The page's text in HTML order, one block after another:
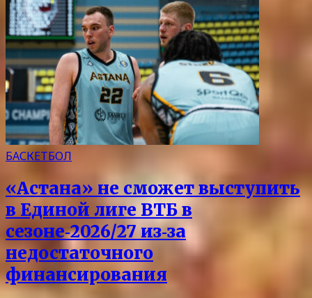
БАСКЕТБОЛ
«Астана» не сможет выступить
в Единой лиге ВТБ в
сезоне‑2026/27 из‑за
недостаточного
финансирования